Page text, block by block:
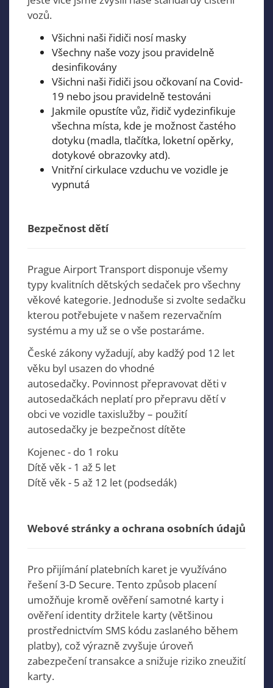
vozů.
Všichni naši řidiči nosí masky
Všechny naše vozy jsou pravidelně
desinfikovány
Všichni naši řidiči jsou očkovaní na Covid-
19 nebo jsou pravidelně testováni
Jakmile opustíte vůz, řidič vydezinfikuje
všechna místa, kde je možnost častého
dotyku (madla, tlačítka, loketní opěrky,
dotykové obrazovky atd).
Vnitřní cirkulace vzduchu ve vozidle je
vypnutá
Bezpečnost dětí
Prague Airport Transport disponuje všemy
typy kvalitních dětských sedaček pro všechny
věkové kategorie. Jednoduše si zvolte sedačku
kterou potřebujete v našem rezervačním
systému a my už se o vše postaráme.
České zákony vyžadují, aby kadžý pod 12 let
věku byl usazen do vhodné
autosedačky. Povinnost přepravovat děti v
autosedačkách neplatí pro přepravu dětí v
obci ve vozidle taxislužby – použití
autosedačky je bezpečnost dítěte
Kojenec - do 1 roku
Dítě věk - 1 až 5 let
Dítě věk - 5 až 12 let (podsedák)
Webové stránky a ochrana osobních údajů
Pro přijímání platebních karet je využíváno
řešení 3-D Secure. Tento způsob placení
umožňuje kromě ověření samotné karty i
ověření identity držitele karty (většinou
prostřednictvím SMS kódu zaslaného během
platby), což výrazně zvyšuje úroveň
zabezpečení transakce a snižuje riziko zneužití
karty.